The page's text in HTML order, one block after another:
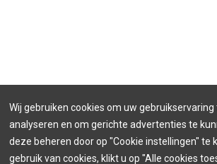
Wij gebruiken cookies om uw
analyseren en om gerichte advertenties te
deze beheren door op "Cookie instellingen" te
gebruik van cookies, klikt u op "Alle cookies